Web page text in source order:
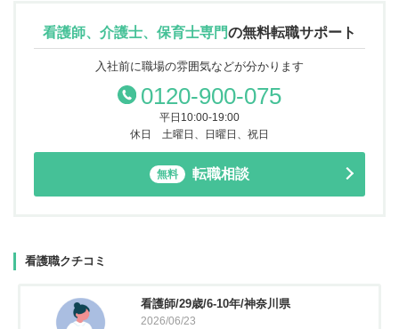
看護師、介護士、保育士専門の無料転職サポート
入社前に職場の雰囲気などが分かります
0120-900-075
平日10:00-19:00
休日 土曜日、日曜日、祝日
無料 転職相談
看護職クチコミ
看護師/29歳/6-10年/神奈川県
2026/06/23